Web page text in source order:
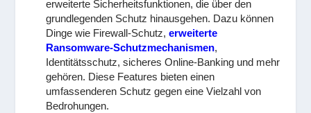
erweiterte Sicherheitsfunktionen, die über den
grundlegenden Schutz hinausgehen. Dazu können
Dinge wie Firewall-Schutz,erweiterte
Ransomware-Schutzmechanismen,
Identitätsschutz, sicheres Online-Banking und mehr
gehören. Diese Features bieten einen
umfassenderen Schutz gegen eine Vielzahl von
Bedrohungen.